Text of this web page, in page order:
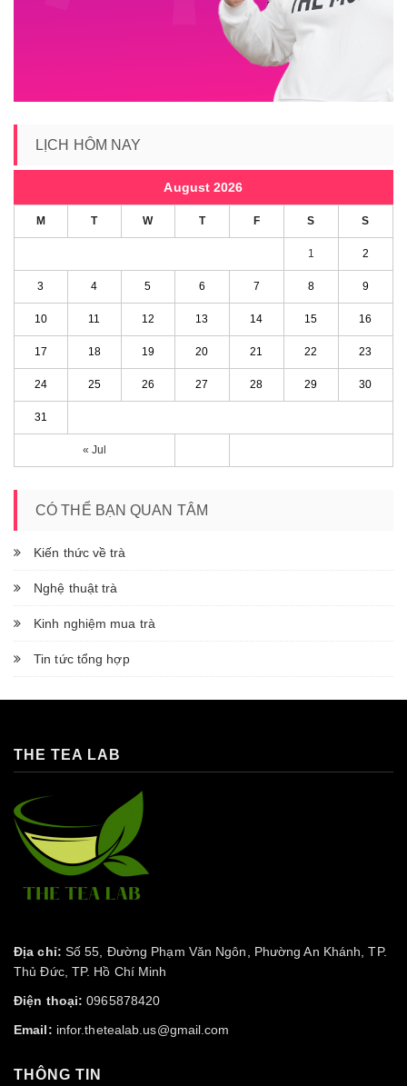
LỊCH HÔM NAY
August 2026
M T W T F S S
« Jul
1 2
3 4 5 6 7 8 9
10 11 12 13 14 15 16
17 18 19 20 21 22 23
24 25 26 27 28 29 30
31
CÓ THỂ BẠN QUAN TÂM
Kiến thức về trà
Nghệ thuật trà
Kinh nghiệm mua trà
Tin tức tổng hợp
THE TEA LAB
Địa chỉ: Số 55, Đường Phạm Văn Ngôn, Phường An Khánh, TP.
Thủ Đức, TP. Hồ Chí Minh
Điện thoại: 0965878420
Email: infor.thetealab.us@gmail.com
THÔNG TIN